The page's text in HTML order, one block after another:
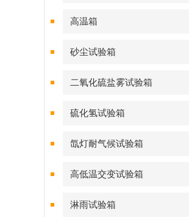
高温箱
砂尘试验箱
二氧化硫盐雾试验箱
硫化氢试验箱
氙灯耐气候试验箱
高低温交变试验箱
淋雨试验箱